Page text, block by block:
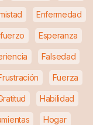
Enfermedad
Esperanza
Falsedad
Fuerza
Habilidad
Hogar